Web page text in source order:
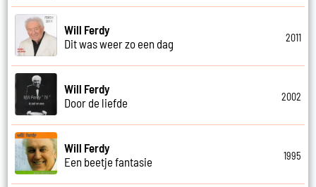
Will Ferdy
Dit was weer zo een dag
2011
Will Ferdy
Door de liefde
2002
Will Ferdy
Een beetje fantasie
1995